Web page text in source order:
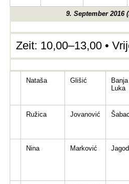
9. September 2016
Zeit: 10,00–13,00 •
Nataša Glišić
Banja
Luka
Ružica Jovanović
Nina Marković